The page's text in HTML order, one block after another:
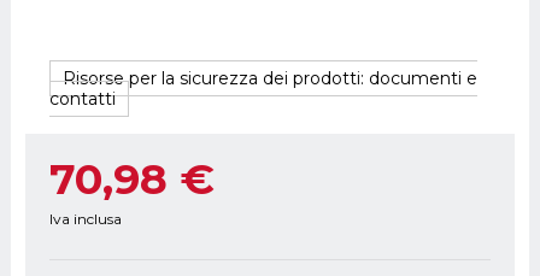
Risorse per la sicurezza dei prodotti: documenti e
contatti
70,98 €
Iva inclusa